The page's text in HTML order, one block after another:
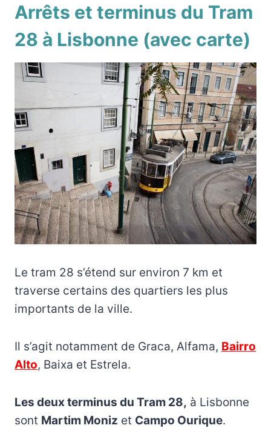
Arrêts et terminus du Tram
28 à Lisbonne (avec carte)
Le tram 28 s’étend sur environ 7 km et
traverse certains des quartiers les plus
importants de la ville.
Il s’agit notamment de Graca, Alfama, Bairro
Alto, Baixa et Estrela.
Les deux terminus du Tram 28, à Lisbonne
sont Martim Moniz et Campo Ourique.